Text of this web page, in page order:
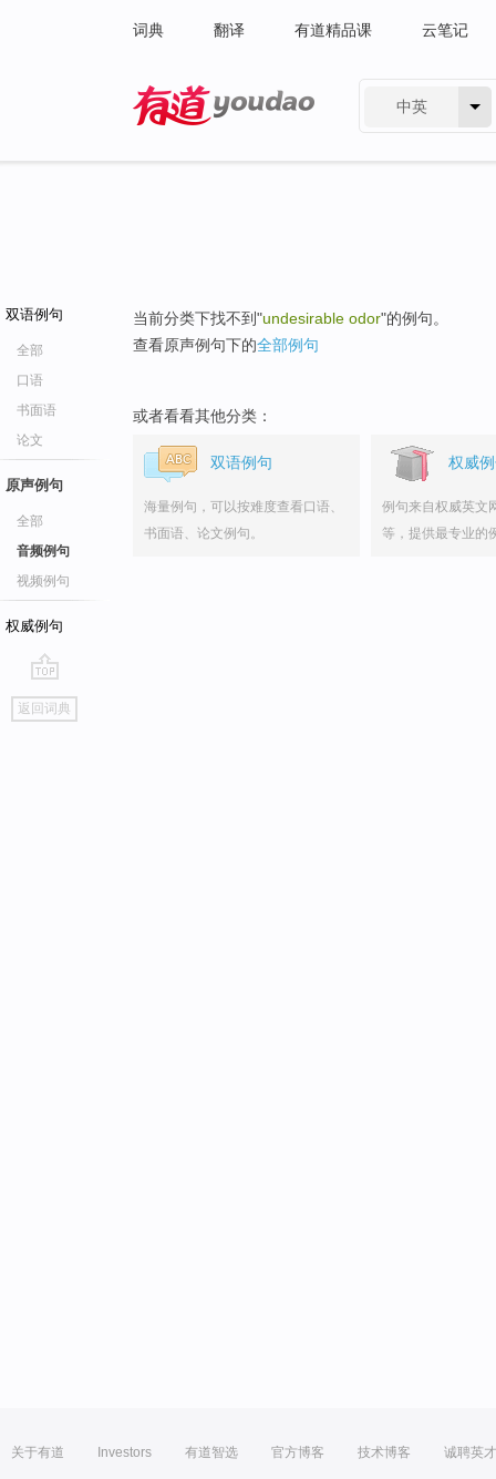
词典 翻译 有道精品课 云笔记
中英
双语例句
全部
口语
书面语
论文
原声例句
全部
音频例句
视频例句
权威例句
go
top
返回词典
当前分类下找不到"undesirable odor"的例句。
查看原声例句下的全部例句
或者看看其他分类：
双语例句
海量例句，可以按难度查看口语、
书面语、论文例句。
权威
例句来自权威英文
等，提供最专业的
关于有道 Investors 有道智选 官方博客 技术博客 诚聘英才